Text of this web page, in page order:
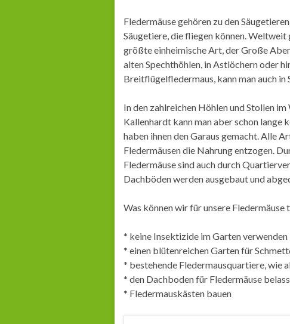
Fledermäuse gehören zu den
Säugetiere, die fliegen können.
größte einheimische Art, der Große
alten Spechthöhlen, in Astlöchern oder
Breitflügelfledermaus, kann man auch
In den zahlreichen Höhlen und Stollen
Kallenhardt kann man aber schon lange
haben ihnen den Garaus gemacht. Alle
Fledermäusen die Nahrung entzogen.
Fledermäuse sind auch durch
Dachböden werden ausgebaut und
Was können wir für unsere Fledermäuse
* keine Insektizide im Garten verwenden
* einen blütenreichen Garten für
* bestehende Fledermausquartiere, wie
* den Dachboden für Fledermäuse
* Fledermauskästen bauen